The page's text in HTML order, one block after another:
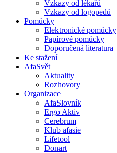
Vzkazy od lékařů
Vzkazy od logopedů
Pomůcky
Elektronické pomůcky
Papírové pomůcky
Doporučená literatura
Ke stažení
AfaSvět
Aktuality
Rozhovory
Organizace
AfaSlovník
Ergo Aktiv
Cerebrum
Klub afasie
Lifetool
Donart